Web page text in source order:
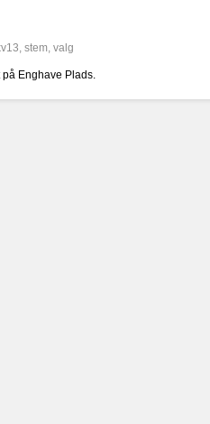
, stem, valg
Enghave Plads.